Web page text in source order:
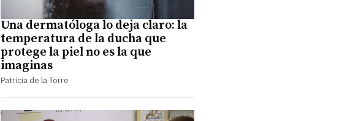
Una dermatóloga lo deja claro: la
temperatura de la ducha que
protege la piel no es la que
imaginas
Patricia de la Torre